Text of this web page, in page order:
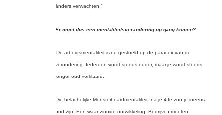
ánders verwachten.’
Er moet dus een mentaliteitsverandering op gang komen?
‘De arbeidsmentaliteit is nu gestoeld op de paradox van de
veroudering. Iedereen wordt steeds ouder, maar je wordt steeds
jonger oud verklaard.
Die belachelijke Monsterboardmentaliteit: na je 40e zou je ineens
oud zijn. Een waanzinnige ontwikkeling. Bedrijven moeten